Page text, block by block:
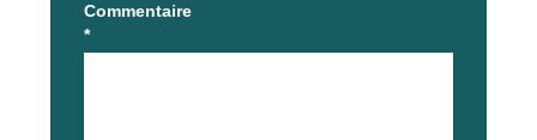
Commentaire
*